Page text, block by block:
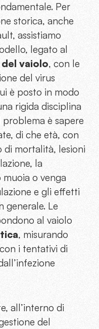
Per
storica, anche
assistiamo
legato al
vaiolo, con le
del virus
è posto in modo
rigida disciplina
è sapere
di che età, con
di mortalità, lesioni
la
o venga
e gli effetti
generale. Le
al vaiolo
, misurando
i tentativi di
all’interno di
del